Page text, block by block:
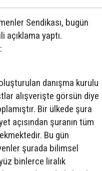
Sendikası, bugün
açıklama yaptı.
danışma kurulu
alışverişte görsün diye
Bir ülkede şura
açısından şuranın tüm
Bu gün
şurada bilimsel
binlerce liralık